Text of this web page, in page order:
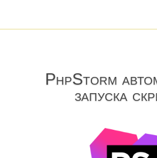
PhpStorm
запуска